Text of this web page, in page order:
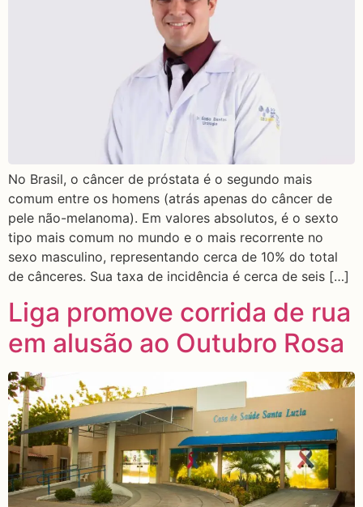
No Brasil, o câncer de próstata é o segundo mais
comum entre os homens (atrás apenas do câncer de
pele não-melanoma). Em valores absolutos, é o sexto
tipo mais comum no mundo e o mais recorrente no
sexo masculino, representando cerca de 10% do total
de cânceres. Sua taxa de incidência é cerca de seis […]
Liga promove corrida de rua
em alusão ao Outubro Rosa